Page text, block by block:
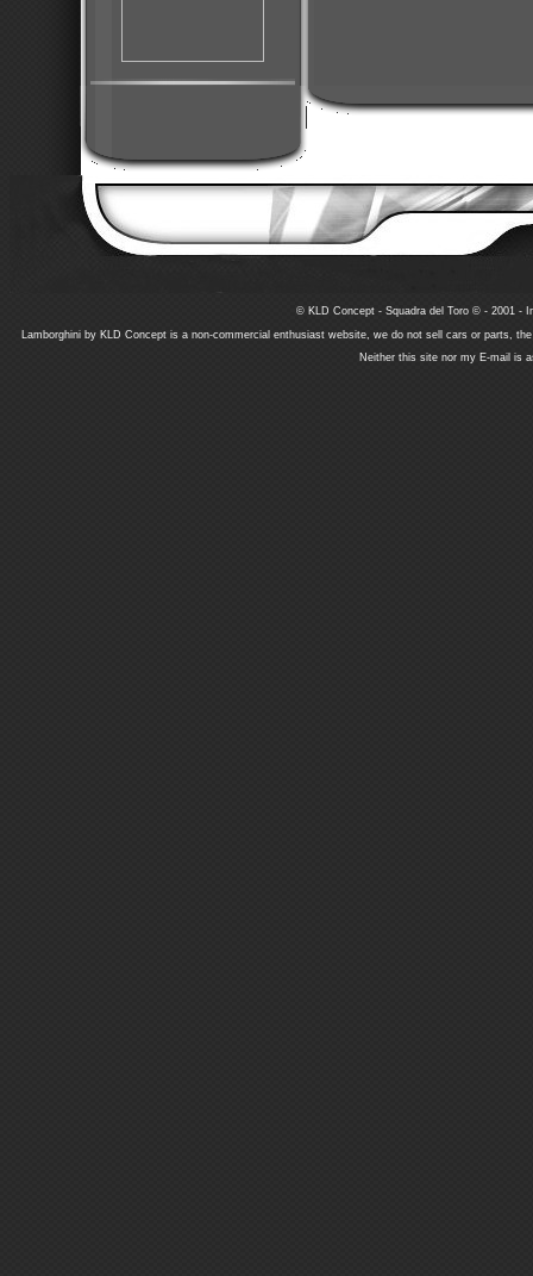
© KLD Concept - Squadra del Toro © - 2001 -
Lamborghini by KLD Concept is a non-commercial enthusiast website, we do not sell cars or parts,
Neither this site nor my E-mail is